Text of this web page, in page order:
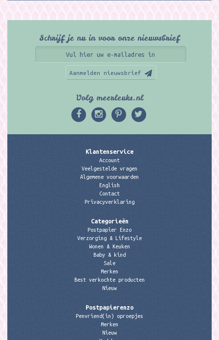
Schrijf je nu in voor onze nieuwsbrief
Aanmelden nieuwsbrief
Volg meerleuks.nl
Klantenservice
Account
Veelgestelde vragen
Algemene voorwaarden
English
Contact
Privacyverklaring
Categorieën
Postpapier Enzo
Verzorging & Lifestyle
Wonen & Keuken
Baby & kind
Sale
Merken
Best verkochte producten
Nieuw
Postpapierenzo
Penvriend(in) oproepjes
Merken
Nieuw